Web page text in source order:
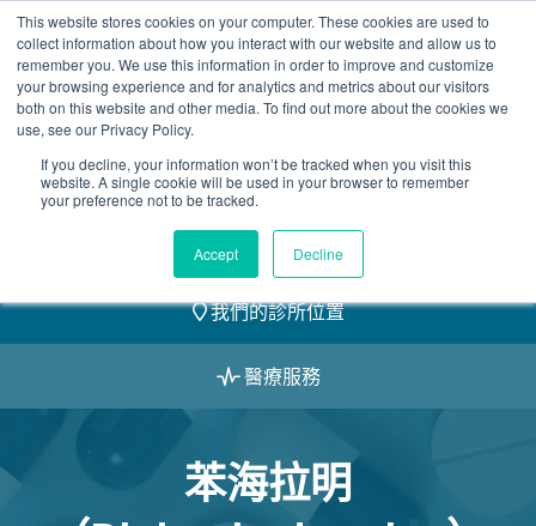
This website stores cookies on your computer. These cookies are used to
collect information about how you interact with our website and allow us to
remember you. We use this information in order to improve and customize
your browsing experience and for analytics and metrics about our visitors
both on this website and other media. To find out more about the cookies we
use, see our Privacy Policy.
If you decline, your information won’t be tracked when you visit this
website. A single cookie will be used in your browser to remember
your preference not to be tracked.
Accept Decline
Skip
to
content
2155 9055
預約
我們的醫護團隊
我們的診所位置
醫療服務
苯海拉明